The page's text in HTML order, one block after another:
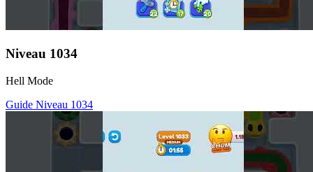
Niveau 1034
Hell Mode
Guide Niveau 1034